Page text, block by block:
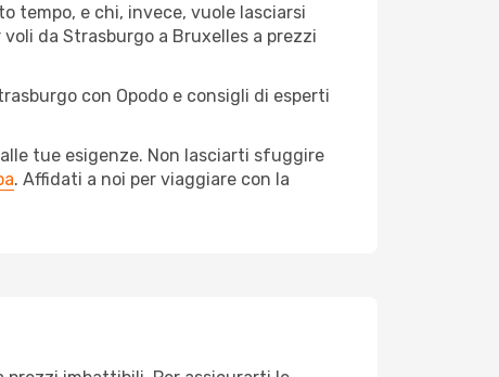
tempo, e chi, invece, vuole lasciarsi
da Strasburgo a Bruxelles a prezzi
con Opodo e consigli di esperti
tue esigenze. Non lasciarti sfuggire
. Affidati a noi per viaggiare con la